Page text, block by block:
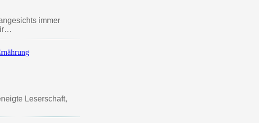
immer
Leserschaft,